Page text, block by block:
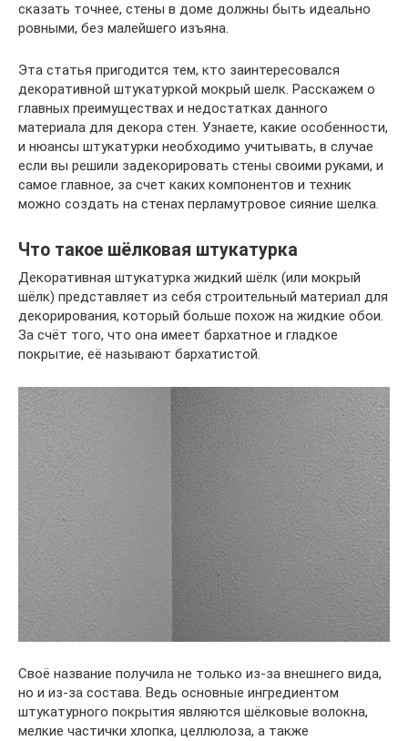
сказать точнее, стены в доме должны быть идеально
ровными, без малейшего изъяна.
Эта статья пригодится тем, кто заинтересовался
декоративной штукатуркой мокрый шелк. Расскажем о
главных преимуществах и недостатках данного
материала для декора стен. Узнаете, какие особенности,
и нюансы штукатурки необходимо учитывать, в случае
если вы решили задекорировать стены своими руками, и
самое главное, за счет каких компонентов и техник
можно создать на стенах перламутровое сияние шелка.
Что такое шёлковая штукатурка
Декоративная штукатурка жидкий шёлк (или мокрый
шёлк) представляет из себя строительный материал для
декорирования, который больше похож на жидкие обои.
За счёт того, что она имеет бархатное и гладкое
покрытие, её называют бархатистой.
Своё название получила не только из-за внешнего вида,
но и из-за состава. Ведь основные ингредиентом
штукатурного покрытия являются шёлковые волокна,
мелкие частички хлопка, целлюлоза, а также